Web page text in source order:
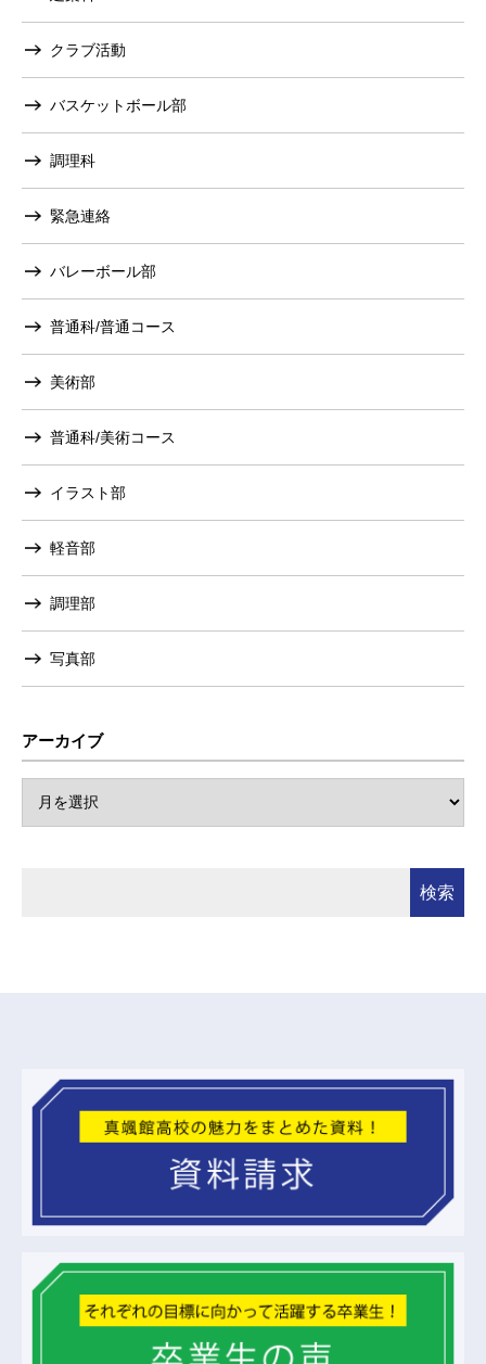
クラブ活動
バスケットボール部
調理科
緊急連絡
バレーボール部
普通科/普通コース
美術部
普通科/美術コース
イラスト部
軽音部
調理部
写真部
アーカイブ